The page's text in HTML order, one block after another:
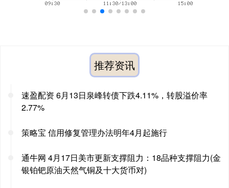
推荐资讯
速盈配资 6月13日泉峰转债下跌4.11%，转股溢价率
2.77%
策略宝 信用修复管理办法明年4月起施行
通牛网 4月17日美市更新支撑阻力：18品种支撑阻力(金
银铂钯原油天然气铜及十大货币对)